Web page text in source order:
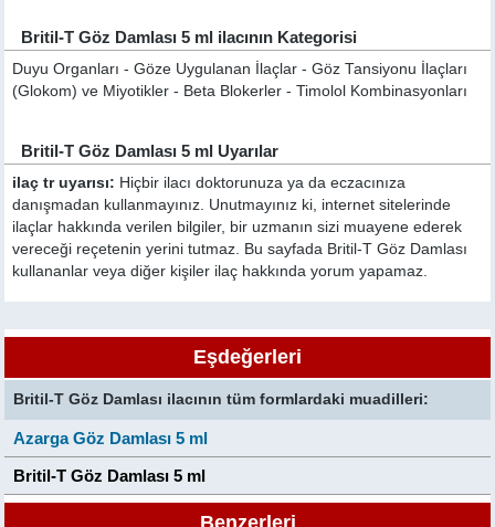
Britil-T Göz Damlası 5 ml ilacının Kategorisi
Duyu Organları - Göze Uygulanan İlaçlar - Göz Tansiyonu İlaçları
(Glokom) ve Miyotikler - Beta Blokerler - Timolol Kombinasyonları
Britil-T Göz Damlası 5 ml Uyarılar
ilaç tr uyarısı: Hiçbir ilacı doktorunuza ya da eczacınıza
danışmadan kullanmayınız. Unutmayınız ki, internet sitelerinde
ilaçlar hakkında verilen bilgiler, bir uzmanın sizi muayene ederek
vereceği reçetenin yerini tutmaz. Bu sayfada Britil-T Göz Damlası
kullananlar veya diğer kişiler ilaç hakkında yorum yapamaz.
Eşdeğerleri
Britil-T Göz Damlası ilacının tüm formlardaki muadilleri:
Azarga Göz Damlası 5 ml
Britil-T Göz Damlası 5 ml
Benzerleri